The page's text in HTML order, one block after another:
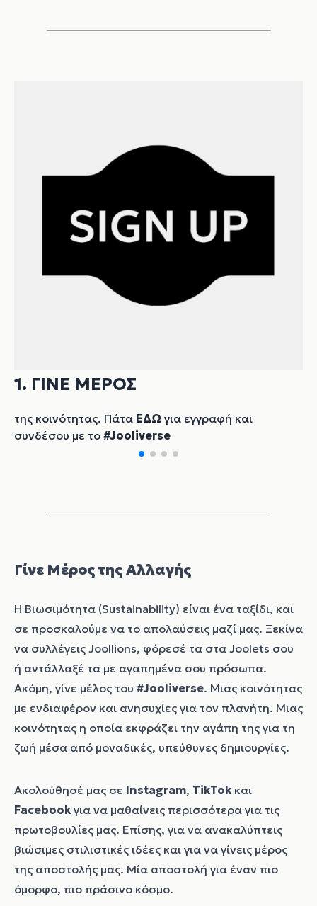
1. ΓΙΝΕ ΜΕΡΟΣ
της κοινότητας. Πάτα ΕΔΩ για εγγραφή και
συνδέσου με το #Jooliverse
Γίνε Μέρος της Αλλαγής
Η Βιωσιμότητα (Sustainability) είναι ένα ταξίδι, και
σε προσκαλούμε να το απολαύσεις μαζί μας. Ξεκίνα
να συλλέγεις Joollions, φόρεσέ τα στα Joolets σου
ή αντάλλαξέ τα με αγαπημένα σου πρόσωπα.
Ακόμη, γίνε μέλος του #Jooliverse. Μιας κοινότητας
με ενδιαφέρον και ανησυχίες για τον πλανήτη. Μιας
κοινότητας η οποία εκφράζει την αγάπη της για τη
ζωή μέσα από μοναδικές, υπεύθυνες δημιουργίες.
Ακολούθησέ μας σε Instagram, TikTok και
Facebook για να μαθαίνεις περισσότερα για τις
πρωτοβουλίες μας. Επίσης, για να ανακαλύπτεις
βιώσιμες στιλιστικές ιδέες και για να γίνεις μέρος
της αποστολής μας. Μία αποστολή για έναν πιο
όμορφο, πιο πράσινο κόσμο.